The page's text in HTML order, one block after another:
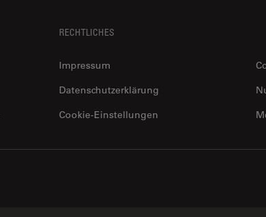
RECHTLICHES
Impressum
Datenschutzerklärung
Cookie-Einstellungen